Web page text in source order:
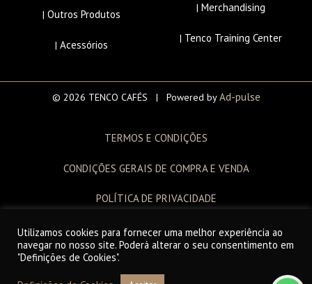
| Outros Produtos
| Acessórios
| Merchandising
| Tenco Training Center
© 2026 TENCO CAFÉS | Powered byAd-pulse
TERMOS E CONDIÇÕES
CONDIÇÕES GERAIS DE COMPRA E VENDA
POLÍTICA DE PRIVACIDADE
LIVRO DE RECLAMAÇÕES
Utilizamos cookies para fornecer uma melhor experiência ao
navegar no nosso site. Poderá alterar o seu consentimento em
"Definições de Cookies".